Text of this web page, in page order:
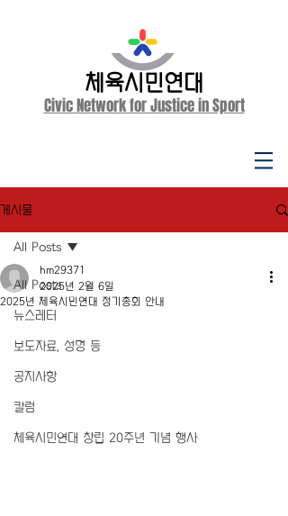
체육시민연대
Civic Network for Justice in Sport
게시물
All Posts
뉴스레터
보도자료, 성명 등
공지사항
칼럼
체육시민연대 창립 20주년 기념 행사
All Posts
2025년 체육시민연대 정기총회 안내
hm29371
2025년 2월 6일